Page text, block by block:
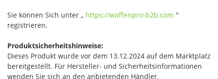
Sie können Sich unter ,, https://waffenpro-b2b.com ''
registrieren.
Produktsicherheitshinweise:
Dieses Produkt wurde vor dem 13.12.2024 auf dem Marktplatz
bereitgestellt. Für Hersteller- und Sicherheitsinformationen
wenden Sie sich an den anbietenden Händler.